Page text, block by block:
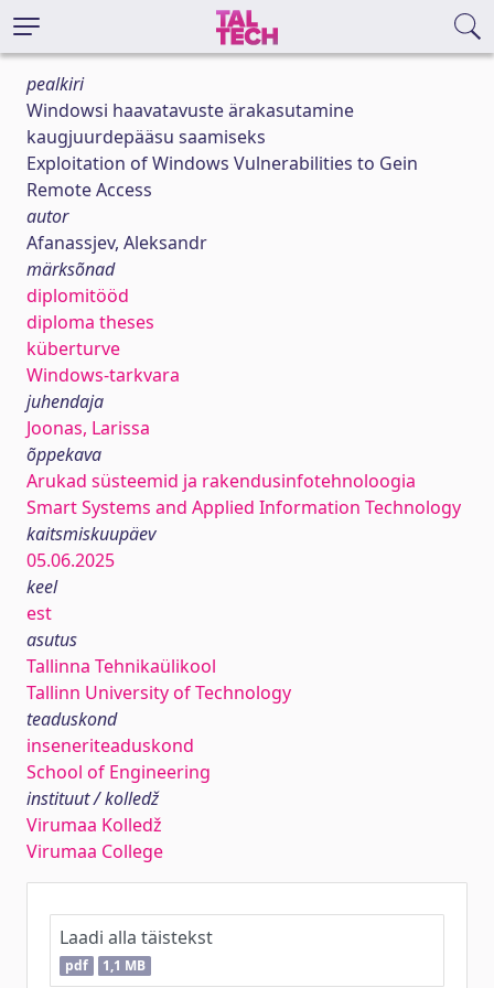
pealkiri
Windowsi haavatavuste ärakasutamine
kaugjuurdepääsu saamiseks
Exploitation of Windows Vulnerabilities to Gein
Remote Access
autor
Afanassjev, Aleksandr
märksõnad
diplomitööd
diploma theses
küberturve
Windows-tarkvara
juhendaja
Joonas, Larissa
õppekava
Arukad süsteemid ja rakendusinfotehnoloogia
Smart Systems and Applied Information Technology
kaitsmiskuupäev
05.06.2025
keel
est
asutus
Tallinna Tehnikaülikool
Tallinn University of Technology
teaduskond
inseneriteaduskond
School of Engineering
instituut / kolledž
Virumaa Kolledž
Virumaa College
Laadi alla täistekst
pdf 1,1 MB